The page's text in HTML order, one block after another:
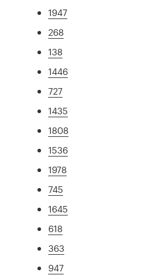
1947
268
138
1446
727
1435
1808
1536
1978
745
1645
618
363
947